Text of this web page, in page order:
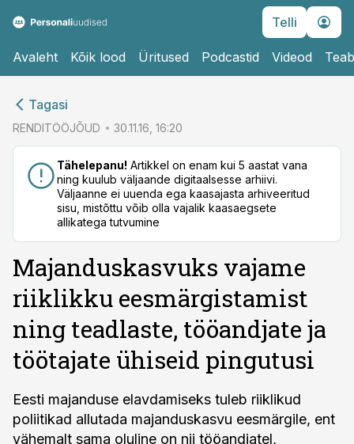
Telli
Avaleht Kõik lood Üritused Podcastid Videod
Tagasi
RENDITÖÖJÕUD 30.11.16, 16:20
Tähelepanu! Artikkel on enam kui 5 aastat vana
ning kuulub väljaande digitaalsesse arhiivi.
Väljaanne ei uuenda ega kaasajasta arhiveeritud
sisu, mistõttu võib olla vajalik kaasaegsete
allikatega tutvumine
Majanduskasvuks vajame
riiklikku eesmärgistamist
ning teadlaste, tööandjate ja
töötajate ühiseid pingutusi
Eesti majanduse elavdamiseks tuleb riiklikud
poliitikad allutada majanduskasvu eesmärgile, ent
vähemalt sama oluline on nii tööandjatel,